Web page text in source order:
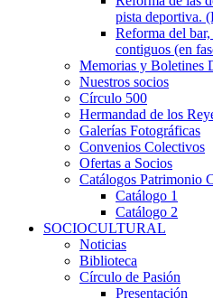
pista deportiva.
Reforma del
contiguos (en
Memorias y Boletines
Nuestros socios
Círculo 500
Hermandad de los
Galerías Fotográficas
Convenios Colectivos
Ofertas a Socios
Catálogos Patrimonio
Catálogo 1
Catálogo 2
SOCIOCULTURAL
Noticias
Biblioteca
Círculo de Pasión
Presentación